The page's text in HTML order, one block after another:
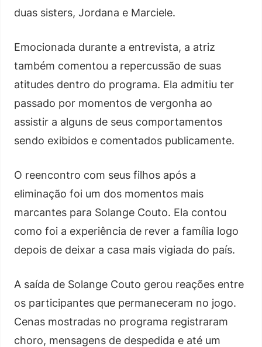
duas sisters, Jordana e Marciele.
Emocionada durante a entrevista, a atriz
também comentou a repercussão de suas
atitudes dentro do programa. Ela admitiu ter
passado por momentos de vergonha ao
assistir a alguns de seus comportamentos
sendo exibidos e comentados publicamente.
O reencontro com seus filhos após a
eliminação foi um dos momentos mais
marcantes para Solange Couto. Ela contou
como foi a experiência de rever a família logo
depois de deixar a casa mais vigiada do país.
A saída de Solange Couto gerou reações entre
os participantes que permaneceram no jogo.
Cenas mostradas no programa registraram
choro, mensagens de despedida e até um